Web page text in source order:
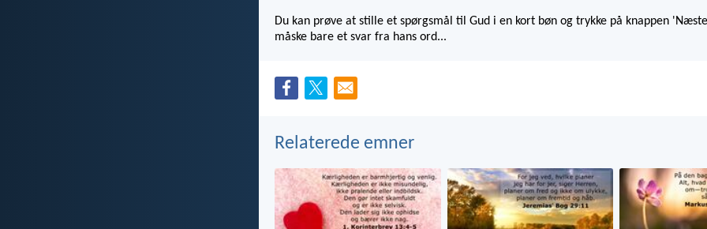
Du kan prøve at stille et spørgsmål til Gud i en kort bøn og trykke på knappen
måske bare et svar fra hans ord...
Relaterede emner